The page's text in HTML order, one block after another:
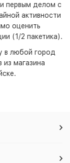
первым делом с
активности
оценить
(1/2 пакетика).
в любой город
из магазина